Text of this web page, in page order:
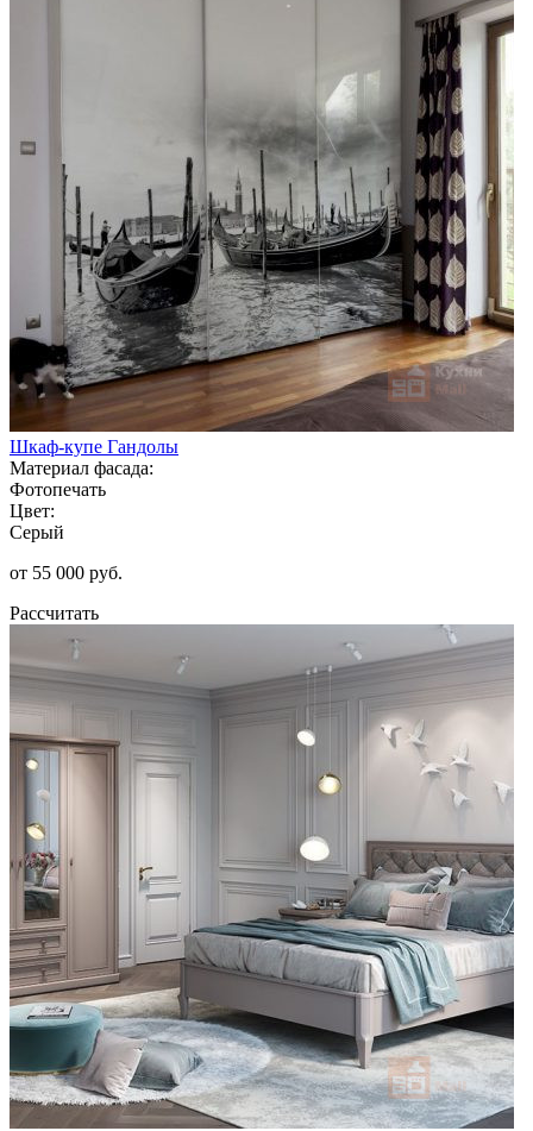
Шкаф-купе Гандолы
Материал фасада:
Фотопечать
Цвет:
Серый
от 55 000 руб.
Рассчитать